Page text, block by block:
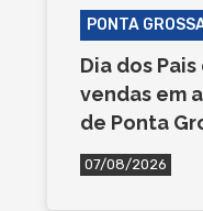
PONTA
Dia dos
vendas em
de Ponta
07/08/2026